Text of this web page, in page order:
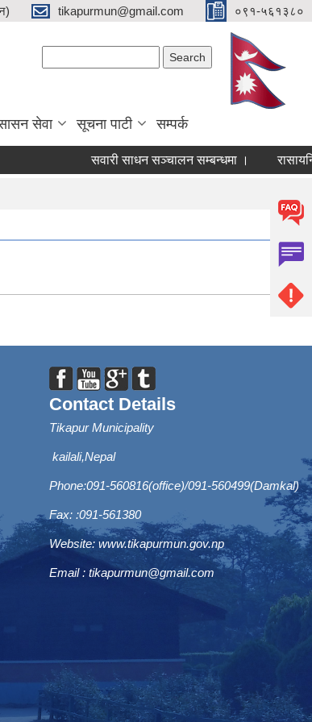
tikapurmun@gmail.com ०९१-५६१३८०
सेवा सूचना पाटी सम्पर्क
सवारी साधन सञ्चालन सम्बन्धमा ।
Contact Details
Tikapur Municipality
kailali,Nepal
Phone:091-560816(office)/091-560499(Damkal)
Fax: :091-561380
Website: www.tikapurmun.gov.np
Email : tikapurmun@gmail.com